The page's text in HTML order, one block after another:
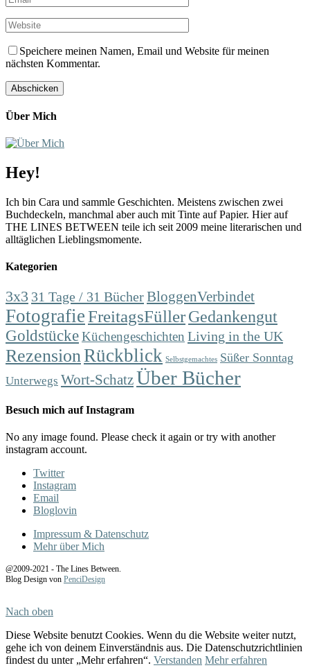
Speichere meinen Namen, Email und Website für meinen
nächsten Kommentar.
Über Mich
Hey!
Ich bin Cara und sammle Geschichten. Meistens zwischen zwei
Buchdeckeln, manchmal aber auch mit Tinte auf Papier. Hier auf
THE LINES BETWEEN teile ich seit 2009 meine literarischen und
alltäglichen Lieblingsmomente.
Kategorien
3x3 31 Tage / 31 BücherBloggenVerbindet
FotografieFreitagsFüllerGedankengut
GoldstückeKüchengeschichten Living in the UK
RezensionRückblick Selbstgemachtes Süßer Sonntag
Unterwegs Wort-SchatzÜber Bücher
Besuch mich auf Instagram
No any image found. Please check it again or try with another
instagram account.
Twitter
Instagram
Email
Bloglovin
Impressum & Datenschutz
Mehr über Mich
@2009-2021 - The Lines Between.
Blog Design von PenciDesign
Nach oben
Diese Website benutzt Cookies. Wenn du die Website weiter nutzt,
gehe ich von deinem Einverständnis aus. Die Datenschutzrichtlinien
findest du unter „Mehr erfahren“. Verstanden Mehr erfahren